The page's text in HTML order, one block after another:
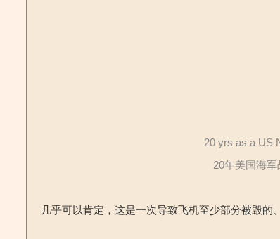
20 yrs as a US
20年美国海
几乎可以肯定，这是一次导致飞机至少部分被毁的